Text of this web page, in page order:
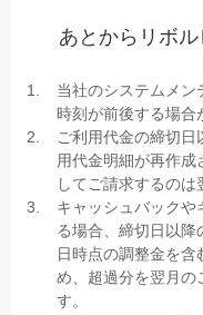
あとからリボ
当社のシステムメン
時刻が前後する場合
ご利用代金の締切日
用代金明細が再作成
してご請求するのは
キャッシュバックや
る場合、締切日以降
日時点の調整金を
め、超過分を翌月の
す。